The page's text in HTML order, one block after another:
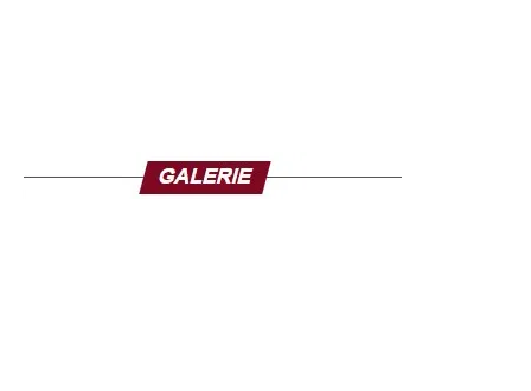
Face à cette nouvelle flambée de violence, Human Rights
Watch a exhorté les autorités nigériennes à renforcer la